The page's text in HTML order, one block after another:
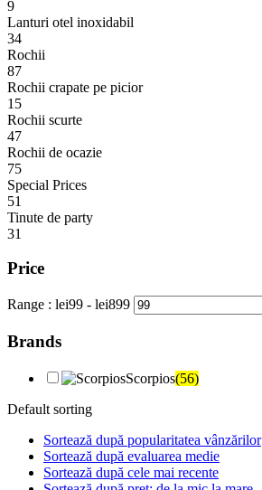
9
Lanturi otel inoxidabil
34
Rochii
87
Rochii crapate pe picior
15
Rochii scurte
47
Rochii de ocazie
75
Special Prices
51
Tinute de party
31
Price
Range : lei99 - lei899
Brands
Scorpios(56)
Default sorting
Sortează după popularitatea vânzărilor
Sortează după evaluarea medie
Sortează după cele mai recente